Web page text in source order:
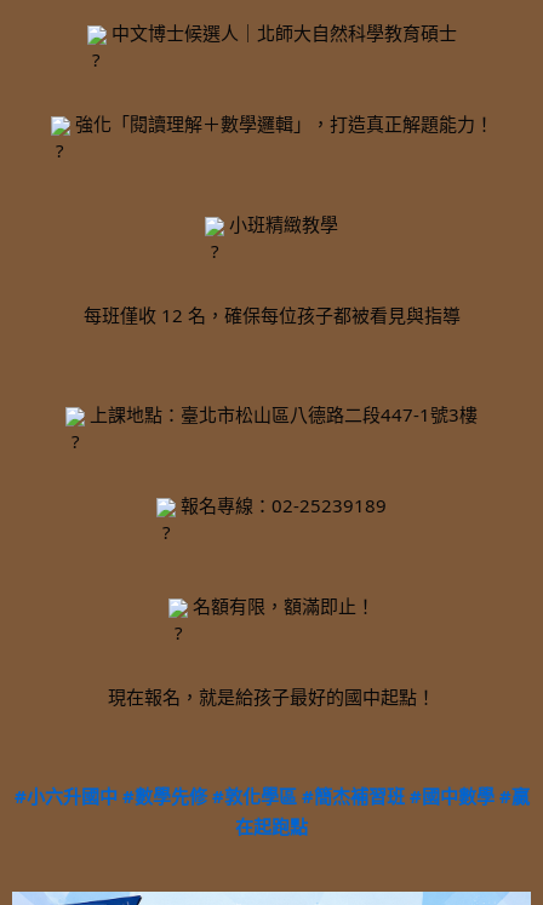
中文博士候選人｜北師大自然科學教育碩士
強化「閱讀理解＋數學邏輯」，打造真正解題能力！
小班精緻教學
每班僅收 12 名，確保每位孩子都被看見與指導
上課地點：臺北市松山區八德路二段447-1號3樓
報名專線：02-25239189
名額有限，額滿即止！
現在報名，就是給孩子最好的國中起點！
#小六升國中 #數學先修 #敦化學區 #簡杰補習班 #國中數學 #贏
在起跑點